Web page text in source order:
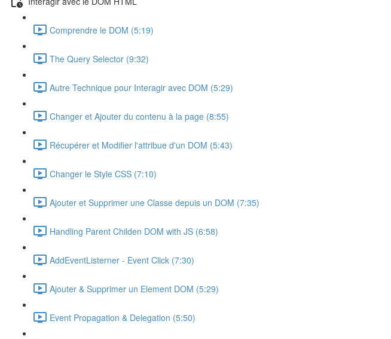
Comprendre le DOM (5:19)
The Query Selector (9:32)
Autre Technique pour Interagir avec DOM (5:29)
Changer et Ajouter du contenu à la page (8:55)
Récupérer et Modifier l'attribue d'un DOM (5:43)
Changer le Style CSS (7:10)
Ajouter et Supprimer une Classe depuis un DOM (7:35)
Handling Parent Childen DOM with JS (6:58)
AddEventListerner - Event Click (7:30)
Ajouter & Supprimer un Element DOM (5:29)
Event Propagation & Delegation (5:50)